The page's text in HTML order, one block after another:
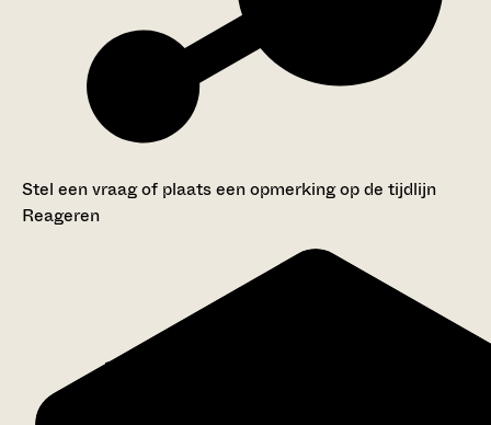
Stel een vraag of plaats een opmerking op de tijdlijn
Reageren